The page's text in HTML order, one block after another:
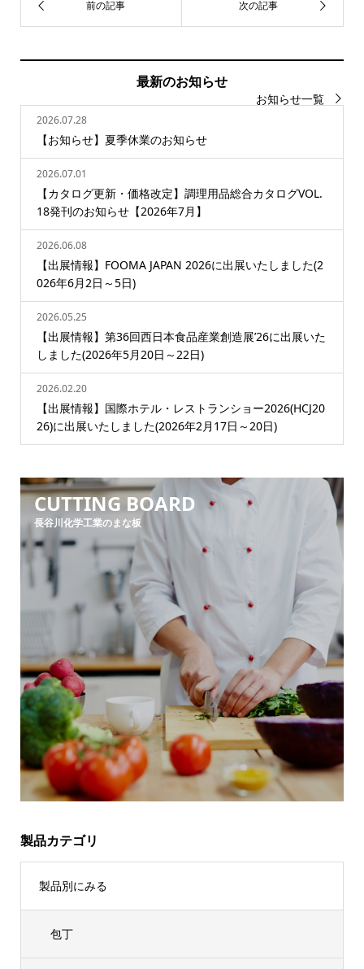
最新のお知らせ
お知らせ一覧
2026.07.28
【お知らせ】夏季休業のお知らせ
2026.07.01
【カタログ更新・価格改定】調理用品総合カタログVOL.
18発刊のお知らせ【2026年7月】
2026.06.08
【出展情報】FOOMA JAPAN 2026に出展いたしました(2
026年6月2日～5日)
2026.05.25
【出展情報】第36回西日本食品産業創造展’26に出展いた
しました(2026年5月20日～22日)
2026.02.20
【出展情報】国際ホテル・レストランショー2026(HCJ20
26)に出展いたしました(2026年2月17日～20日)
CUTTING BOARD
長谷川化学工業のまな板
製品カテゴリ
製品別にみる
包丁